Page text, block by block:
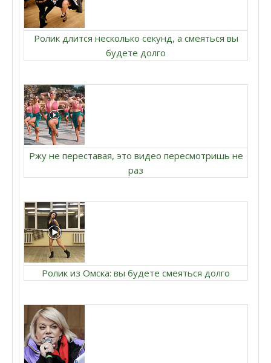
Ролик длится несколько секунд, а смеяться вы
будете долго
Ржу не переставая, это видео пересмотришь не
раз
Ролик из Омска: вы будете смеяться долго